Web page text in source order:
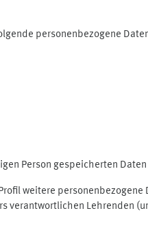
personenbezogene
Person gespeicherten
weitere
verantwortlichen Lehrenden